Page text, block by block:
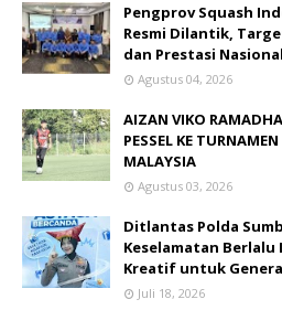
Pengprov Squash
Resmi Dilantik,
dan Prestasi Nasional
Agustus 04, 2026
AIZAN VIKO
PESSEL KE
MALAYSIA
Agustus 03, 2026
Ditlantas Polda
Keselamatan Berlalu
Kreatif untuk
Juli 18, 2026